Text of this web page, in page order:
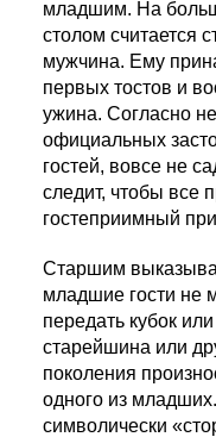
младшим. На
столом считается
мужчина. Ему
первых тостов и
ужина. Согласно
официальных
гостей, вовсе не
следит, чтобы все
гостеприимный
Старшим
младшие гости не
передать кубок
старейшина или
поколения
одного из
символически